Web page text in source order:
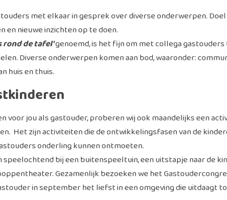
met elkaar in gesprek over diverse onderwerpen. Doel
en nieuwe inzichten op te doen.
rond de tafel'genoemd, is het fijn om met collega
Diverse onderwerpen komen aan bod, waaronder:
huis en thuis.
voor jou als gastouder, proberen wij ook maandelijks een
Het zijn activiteiten die de ontwikkelingsfasen van de
onderling kunnen ontmoeten.
speelochtend bij een buitenspeeltuin, een uitstapje naar de
Gezamenlijk bezoeken we het
in september het liefst in een omgeving die uitdaagt